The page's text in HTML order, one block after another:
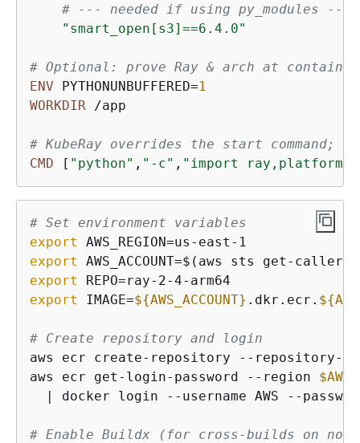
# --- needed if using py_modules ---
"smart_open[s3]==6.4.0"
# Optional: prove Ray & arch at
ENV PYTHONUNBUFFERED=1
WORKDIR /app
# KubeRay overrides the start
CMD [ "python" , "-c" , "import
# Set environment variables
export
export
export
export
IMAGE=${AWS_ACCOUNT} .dkr.ecr. ${
# Create repository and login
aws ecr create-repository --repository-
aws ecr get-login-password --region
| docker login --username AWS --
# Enable Buildx (for cross-builds on non-